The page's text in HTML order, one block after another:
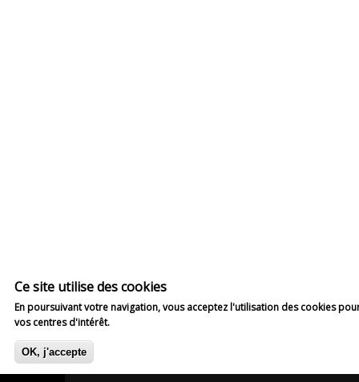
Ce site utilise des cookies
En poursuivant votre navigation, vous acceptez l'utilisation des cookies
vos centres d'intérêt.
OK, j'accepte